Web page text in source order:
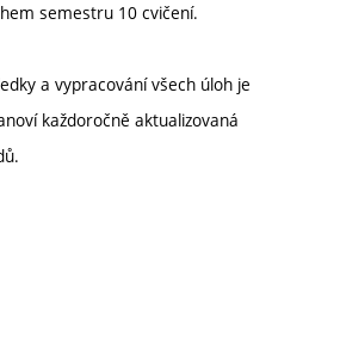
semestru 10 cvičení.
a vypracování všech úloh je
každoročně aktualizovaná